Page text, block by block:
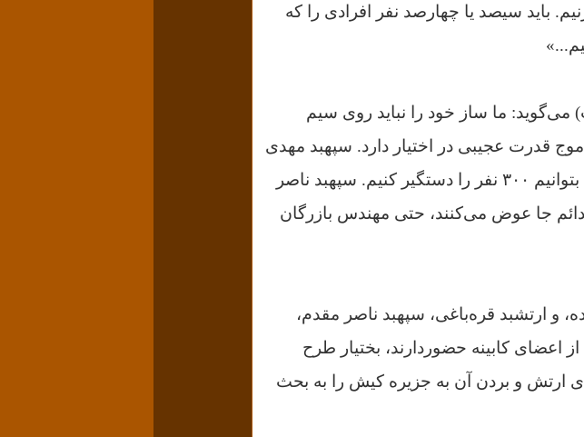
باید سیصد یا چهارصد نفر افرادی را که
ما ساز خود را نباید روی سیم
قدرت عجیبی در اختیار دارد. سپهبد مهدی
رحیمی می‌گوید قوای ما در حدّی نیست که در یک شب بتوانیم ۳۰۰ نفر را دستگیر کنیم. سپهبد ناصر
جا عوض می‌کنند، حتی مهندس بازرگان
پنجم یا ششم بهمن ۵۷ برگزار شده، و ارتشبد قره‌باغی، سپهبد ناصر مقدم،
کابینه حضوردارند، بختیار طرح
ارتش و بردن آن به جزیره کیش را به بحث